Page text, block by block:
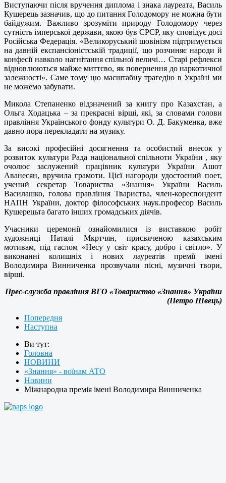
Виступаючи після вручення диплома і знака лауреата, Василь
Кушерець зазначив, що до питання Голодомору не можна бути
байдужим. Важливо зрозуміти природу Голодомору через
сутність імперської держави, якою був СРСР, яку сповідує досі
Російська Федерація. «Великоруський шовінізм підтримується
на давній експансіоністській традиції, що розчиняє народи й
конфесії навколо нагнітання спільної величі… Старі рефлекси
відновлюються майже миттєво, як повернення до наркотичної
залежності». Саме тому цю масштабну трагедію в Україні ми
не можемо забувати.
Микола Степаненко відзначений за книгу про Казахстан, а
Ольга Ходацька – за прекрасні вірші, які, за словами голови
правління Українського фонду культури О. Д. Бакуменка, вже
давно пора перекладати на музику.
За високі професійні досягнення та особистий внесок у
розвиток культури Рада національної спільноти України , яку
очолює заслужений працівник культури України Ашот
Аванесян, вручила грамоти. Цієї нагороди удостоєний поет,
учений секретар Товариства «Знання» України Василь
Василашко, голова правління Твариства, член-кореспондент
НАПН України, доктор філософських наук.професор Василь
Кушерецьта багато інших громадських діячів.
Учасники церемонії ознайомилися із виставкою робіт
художниці Наталі Мкртчян, присвяченою казахським
мотивам, під гаслом «Несу у світ красу, добро і світло». У
виконанні колишніх і нових лауреатів премії імені
Володимира Винниченка прозвучали пісні, музичні твори,
вірші.
Прес-служба правління ВГО «Товариство «Знання» України
(Петро Швець)
Попередня
Наступна
Ви тут:
Головна
НОВИНИ
«Знання» - воїнам АТО
Новини
Міжнародна премія імені Володимира Винниченка